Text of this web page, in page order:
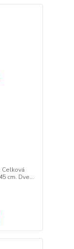
Celková
cm. Dve...